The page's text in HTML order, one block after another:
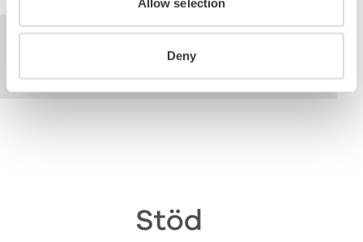
Deny
För mer teknisk information om denna
produkt, se specifikationsdokumentet som
kan laddas ned nedan.
Stöd